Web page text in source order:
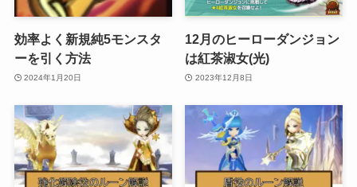
効率よく新規純5モンスタ
ーを引く方法
2024年1月20日
12月のヒーローダンジョン
は紅茶淑女(光)
2023年12月8日